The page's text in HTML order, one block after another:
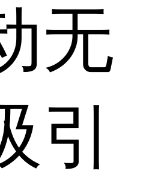
无
引